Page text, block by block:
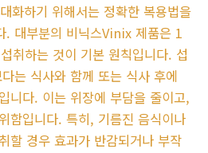
화하기 위해서는 정확한 복용법을
. 대부분의 비닉스Vinix 제품은 1
취하는 것이 기본 원칙입니다. 섭
는 식사와 함께 또는 식사 후에
니다. 이는 위장에 부담을 줄이고,
함입니다. 특히, 기름진 음식이나
할 경우 효과가 반감되거나 부작